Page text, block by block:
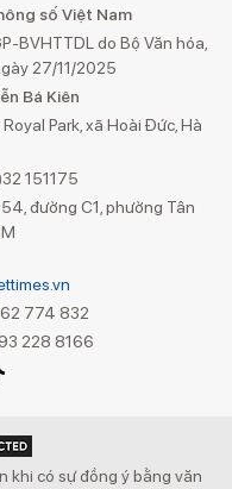
số Việt Nam
BVHTTDL do Bộ Văn hóa,
27/11/2025
Bá Kiên
Park, xã Hoài Đức, Hà
151175
đường C1, phường Tân
774 832
228 8166
khi có sự đồng ý bằng văn